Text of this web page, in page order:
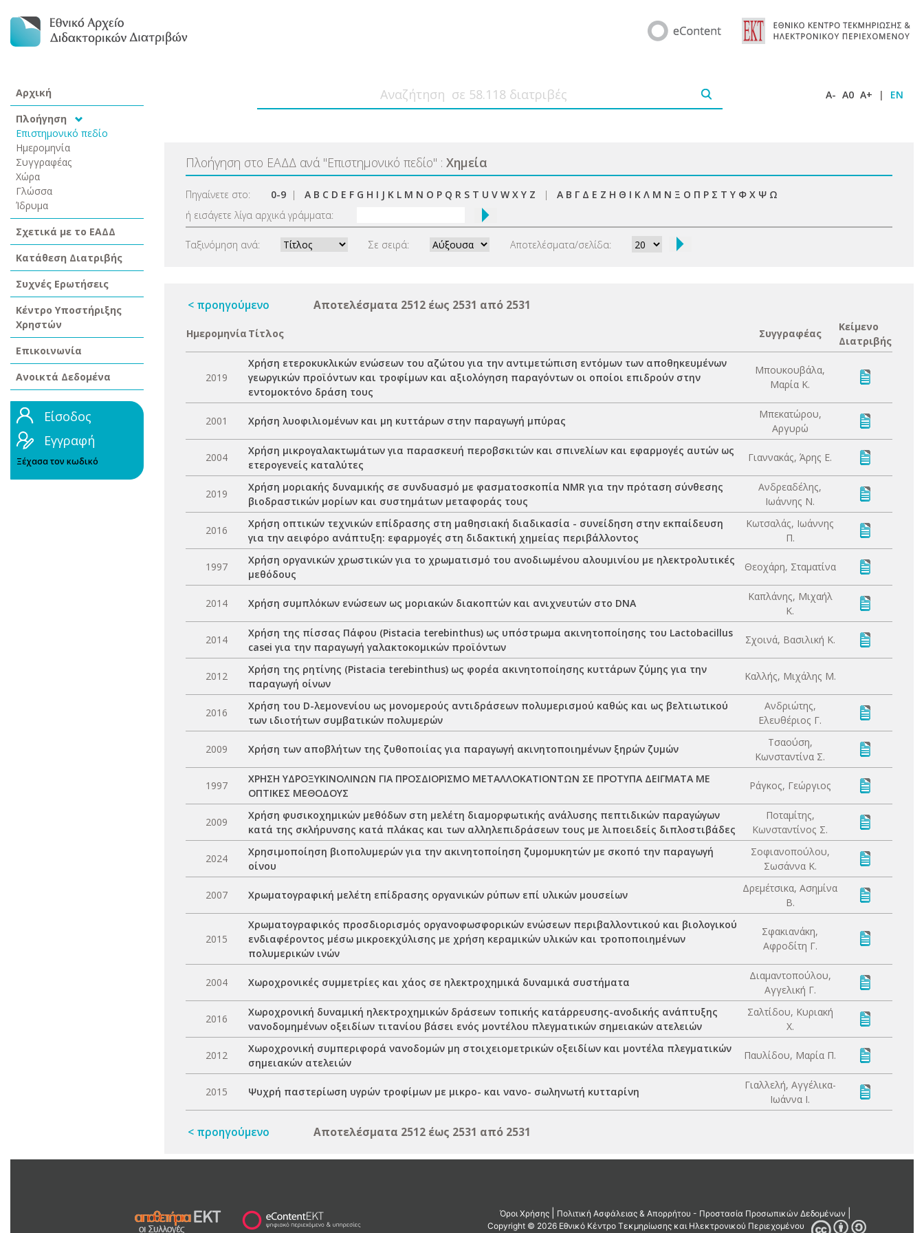
Αρχική
Πλοήγηση
Επιστημονικό πεδίο
Ημερομηνία
Συγγραφέας
Χώρα
Γλώσσα
Ίδρυμα
Σχετικά με το ΕΑΔΔ
Κατάθεση Διατριβής
Συχνές Ερωτήσεις
Κέντρο Υποστήριξης
Χρηστών
Επικοινωνία
Ανοικτά Δεδομένα
Είσοδος
Εγγραφή
Ξέχασα τον κωδικό
A- A0 A+ | EN
Πλοήγηση στο ΕΑΔΔ ανά "Επιστημονικό πεδίο" : Χημεία
Πηγαίνετε στο: 0-9 | A B C D E F G H I J K L M N O P Q R S T U V W X Y Z | Α Β Γ Δ Ε Ζ Η Θ Ι Κ Λ Μ Ν Ξ Ο Π Ρ Σ Τ Υ Φ Χ Ψ Ω
ή εισάγετε λίγα αρχικά γράμματα:
Ταξινόμηση ανά: Σε σειρά: Αποτελέσματα/σελίδα:
< προηγούμενο Αποτελέσματα 2512 έως 2531 από 2531
Ημερομηνία Τίτλος Συγγραφέας
Κείμενο
Διατριβής
2019
Χρήση ετεροκυκλικών ενώσεων του αζώτου για την αντιμετώπιση εντόμων των αποθηκευμένων
γεωργικών προϊόντων και τροφίμων και αξιολόγηση παραγόντων οι οποίοι επιδρούν στην
εντομοκτόνο δράση τους
Μπουκουβάλα,
Μαρία Κ.
2001 Χρήση λυοφιλιομένων και μη κυττάρων στην παραγωγή μπύρας
Μπεκατώρου,
Αργυρώ
2004
Χρήση μικρογαλακτωμάτων για παρασκευή περοβσκιτών και σπινελίων και εφαρμογές αυτών ως
ετερογενείς καταλύτες
Γιαννακάς, Άρης Ε.
2019
Χρήση μοριακής δυναμικής σε συνδυασμό με φασματοσκοπία NMR για την πρόταση σύνθεσης
βιοδραστικών μορίων και συστημάτων μεταφοράς τους
Ανδρεαδέλης,
Ιωάννης Ν.
2016
Χρήση οπτικών τεχνικών επίδρασης στη μαθησιακή διαδικασία - συνείδηση στην εκπαίδευση
για την αειφόρο ανάπτυξη: εφαρμογές στη διδακτική χημείας περιβάλλοντος
Κωτσαλάς, Ιωάννης
Π.
1997
Χρήση οργανικών χρωστικών για το χρωματισμό του ανοδιωμένου αλουμινίου με ηλεκτρολυτικές
μεθόδους
Θεοχάρη, Σταματίνα
2014 Χρήση συμπλόκων ενώσεων ως μοριακών διακοπτών και ανιχνευτών στο DNA
Καπλάνης, Μιχαήλ
Κ.
2014
Χρήση της πίσσας Πάφου (Pistacia terebinthus) ως υπόστρωμα ακινητοποίησης του Lactobacillus
casei για την παραγωγή γαλακτοκομικών προϊόντων
Σχοινά, Βασιλική Κ.
2012
Χρήση της ρητίνης (Pistacia terebinthus) ως φορέα ακινητοποίησης κυττάρων ζύμης για την
παραγωγή οίνων
Καλλής, Μιχάλης Μ.
2016
Χρήση του D-λεμονενίου ως μονομερούς αντιδράσεων πολυμερισμού καθώς και ως βελτιωτικού
των ιδιοτήτων συμβατικών πολυμερών
Ανδριώτης,
Ελευθέριος Γ.
2009 Χρήση των αποβλήτων της ζυθοποιίας για παραγωγή ακινητοποιημένων ξηρών ζυμών
Τσαούση,
Κωνσταντίνα Σ.
1997
ΧΡΗΣΗ ΥΔΡΟΞΥΚΙΝΟΛΙΝΩΝ ΓΙΑ ΠΡΟΣΔΙΟΡΙΣΜΟ ΜΕΤΑΛΛΟΚΑΤΙΟΝΤΩΝ ΣΕ ΠΡΟΤΥΠΑ ΔΕΙΓΜΑΤΑ ΜΕ
ΟΠΤΙΚΕΣ ΜΕΘΟΔΟΥΣ
Ράγκος, Γεώργιος
2009
Χρήση φυσικοχημικών μεθόδων στη μελέτη διαμορφωτικής ανάλυσης πεπτιδικών παραγώγων
κατά της σκλήρυνσης κατά πλάκας και των αλληλεπιδράσεων τους με λιποειδείς διπλοστιβάδες
Ποταμίτης,
Κωνσταντίνος Σ.
2024
Χρησιμοποίηση βιοπολυμερών για την ακινητοποίηση ζυμομυκητών με σκοπό την παραγωγή
οίνου
Σοφιανοπούλου,
Σωσάννα Κ.
2007 Χρωματογραφική μελέτη επίδρασης οργανικών ρύπων επί υλικών μουσείων
Δρεμέτσικα, Ασημίνα
Β.
2015
Χρωματογραφικός προσδιορισμός οργανοφωσφορικών ενώσεων περιβαλλοντικού και βιολογικού
ενδιαφέροντος μέσω μικροεκχύλισης με χρήση κεραμικών υλικών και τροποποιημένων
πολυμερικών ινών
Σφακιανάκη,
Αφροδίτη Γ.
2004 Χωροχρονικές συμμετρίες και χάος σε ηλεκτροχημικά δυναμικά συστήματα
Διαμαντοπούλου,
Αγγελική Γ.
2016
Χωροχρονική δυναμική ηλεκτροχημικών δράσεων τοπικής κατάρρευσης-ανοδικής ανάπτυξης
νανοδομημένων οξειδίων τιτανίου βάσει ενός μοντέλου πλεγματικών σημειακών ατελειών
Σαλτίδου, Κυριακή
Χ.
2012
Χωροχρονική συμπεριφορά νανοδομών μη στοιχειομετρικών οξειδίων και μοντέλα πλεγματικών
σημειακών ατελειών
Παυλίδου, Μαρία Π.
2015 Ψυχρή παστερίωση υγρών τροφίμων με μικρο- και νανο- σωληνωτή κυτταρίνη
Γιαλλελή, Αγγέλικα-
Ιωάννα Ι.
< προηγούμενο Αποτελέσματα 2512 έως 2531 από 2531